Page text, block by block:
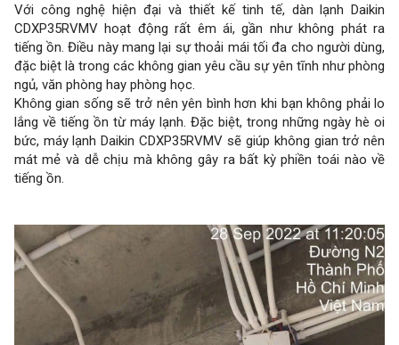
Với công nghệ hiện đại và thiết kế tinh tế, dàn lạnh Daikin
CDXP35RVMV hoạt động rất êm ái, gần như không phát ra
tiếng ồn. Điều này mang lại sự thoải mái tối đa cho người dùng,
đặc biệt là trong các không gian yêu cầu sự yên tĩnh như phòng
ngủ, văn phòng hay phòng học.
Không gian sống sẽ trở nên yên bình hơn khi bạn không phải lo
lắng về tiếng ồn từ máy lạnh. Đặc biệt, trong những ngày hè oi
bức, máy lạnh Daikin CDXP35RVMV sẽ giúp không gian trở nên
mát mẻ và dễ chịu mà không gây ra bất kỳ phiền toái nào về
tiếng ồn.